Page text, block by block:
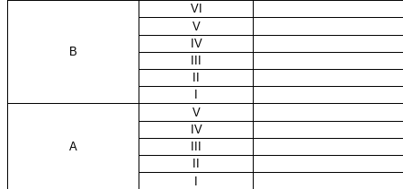
B
VI
V
IV
A
V
IV